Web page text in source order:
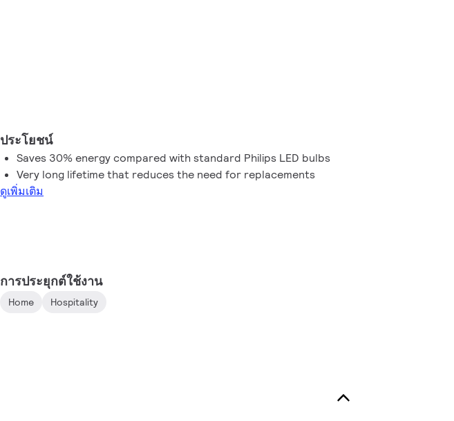
ประโยชน์
Saves 30% energy compared with standard Philips LED bulbs
Very long lifetime that reduces the need for replacements
ดูเพิ่มเติม
การประยุกต์ใช้งาน
Home Hospitality